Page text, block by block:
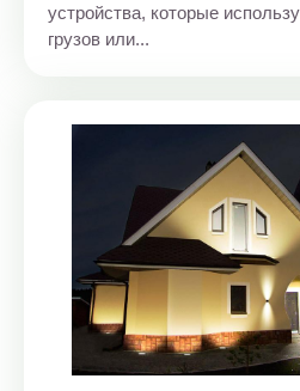
устройства, которые
грузов или...